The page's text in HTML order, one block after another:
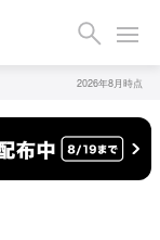
2026年8月時点